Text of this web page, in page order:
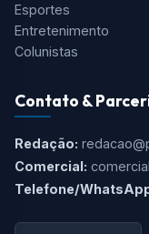
Esportes
Entretenimento
Colunistas
Contato &
Redação:
Comercial:
Telefone/